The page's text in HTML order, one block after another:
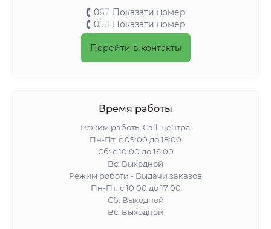
067 Показати номер
050 Показати номер
Перейти в контакты
Время работы
Режим работы Call-центра
Пн-Пт: с 09:00 до 18:00
Сб: с 10:00 до 16:00
Вс: Выходной
Режим роботи - Выдачи заказов
Пн-Пт: с 10:00 до 17:00
Сб: Выходной
Вс: Выходной